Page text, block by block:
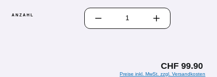
ANZAHL
PRODUKT ANZAHL: GIB DEN
CHF 99.90
Preise inkl. MwSt. zzgl. Versandkosten